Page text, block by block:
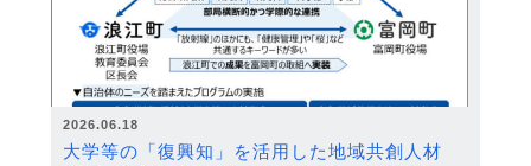
2026.06.18
大学等の「復興知」を活用した地域共創人材